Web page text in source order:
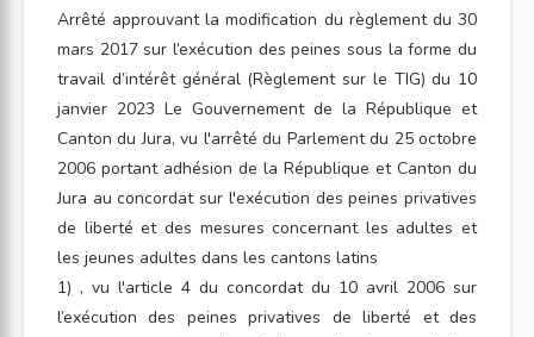
Arrêté approuvant la modification du règlement du 30
mars 2017 sur l’exécution des peines sous la forme du
travail d’intérêt général (Règlement sur le TIG) du 10
janvier 2023 Le Gouvernement de la République et
Canton du Jura, vu l'arrêté du Parlement du 25 octobre
2006 portant adhésion de la République et Canton du
Jura au concordat sur l'exécution des peines privatives
de liberté et des mesures concernant les adultes et
les jeunes adultes dans les cantons latins
1) , vu l'article 4 du concordat du 10 avril 2006 sur
l’exécution des peines privatives de liberté et des